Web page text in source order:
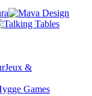
Jeux &